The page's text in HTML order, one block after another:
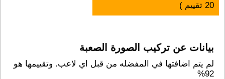
20 تقييم )
بيانات عن تركيب الصورة الصعبة
لم يتم اضافتها في المفضله من قبل اي لاعب. وتقييمها هو
92%